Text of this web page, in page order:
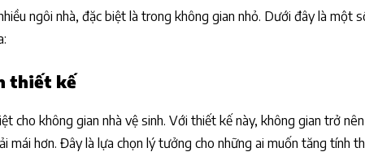
ngôi nhà, đặc biệt là trong không gian nhỏ. Dưới đây là một
thiết kế
cho không gian nhà vệ sinh. Với thiết kế này, không gian trở
hơn. Đây là lựa chọn lý tưởng cho những ai muốn tăng tính